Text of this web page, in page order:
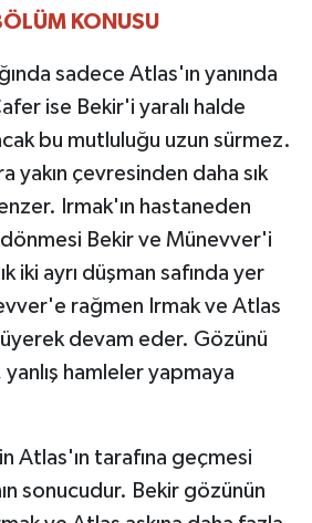
KONUSU
sadece Atlas'ın yanında
ise Bekir'i yaralı halde
bu mutluluğu uzun sürmez.
yakın çevresinden daha sık
Irmak'ın hastaneden
dönmesi Bekir ve Münevver'i
iki ayrı düşman safında yer
rağmen Irmak ve Atlas
devam eder. Gözünü
yanlış hamleler yapmaya
Atlas'ın tarafına geçmesi
sonucudur. Bekir gözünün